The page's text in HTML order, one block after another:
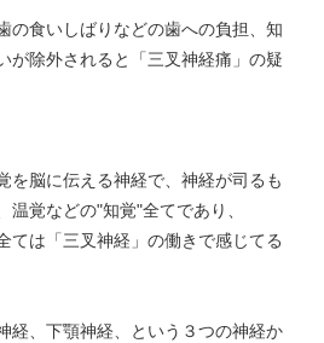
の食いしばりなどの歯への負担、知
が除外されると「三叉神経痛」の疑
を脳に伝える神経で、神経が司るも
覚などの"知覚"全てであり、
ては「三叉神経」の働きで感じてる
経、下顎神経、という３つの神経か